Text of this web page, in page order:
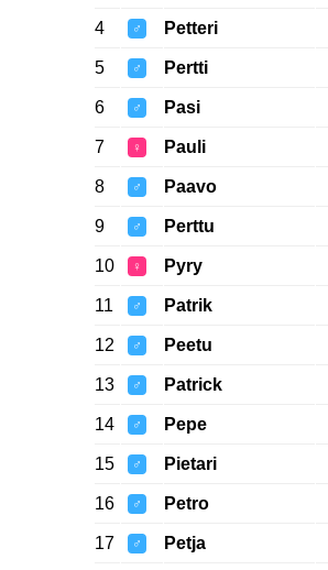
4 ♂ Petteri
5 ♂ Pertti
6 ♂ Pasi
7 ♀ Pauli
8 ♂ Paavo
9 ♂ Perttu
10 ♀ Pyry
11 ♂ Patrik
12 ♂ Peetu
13 ♂ Patrick
14 ♂ Pepe
15 ♂ Pietari
16 ♂ Petro
17 ♂ Petja